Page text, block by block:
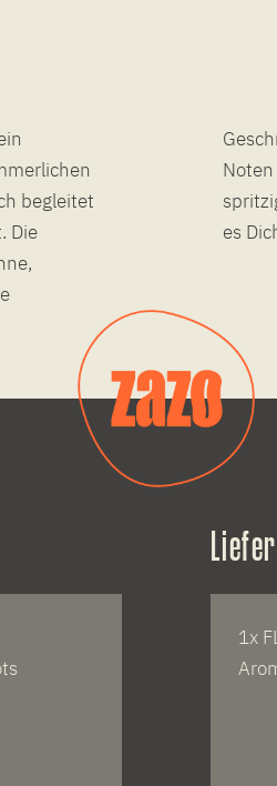
begleitet
Die
fruchtig-
wie
es
1x